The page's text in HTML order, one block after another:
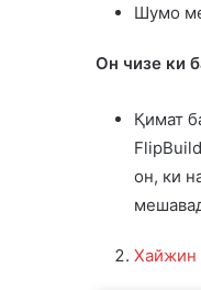
Шумо
Он чизе ки
Қимат
он, ки
Хайжин